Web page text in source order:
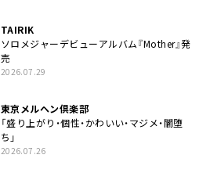
TAIRIK
ソロメジャーデビューアルバム『Mother』発
売
2026.07.29
東京メルヘン倶楽部
「盛り上がり・個性・かわいい・マジメ・闇堕
ち」
2026.07.26